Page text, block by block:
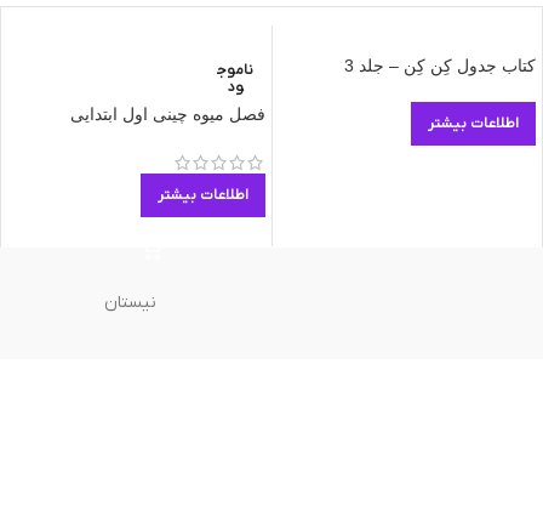
کتاب جدول کِن کِن – جلد 3
اطلاعات بیشتر
ناموج
ود
فصل میوه چینی اول ابتدایی
اطلاعات بیشتر
نیستان